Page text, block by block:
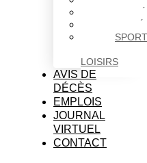
LOISIRS
AVIS DE
DÉCÈS
EMPLOIS
JOURNAL
VIRTUEL
CONTACT